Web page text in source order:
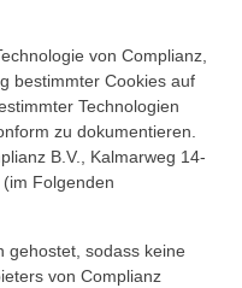
von Complianz,
bestimmter Cookies auf
Technologien
zu dokumentieren.
B.V., Kalmarweg 14-
Folgenden
gehostet, sodass keine
von Complianz